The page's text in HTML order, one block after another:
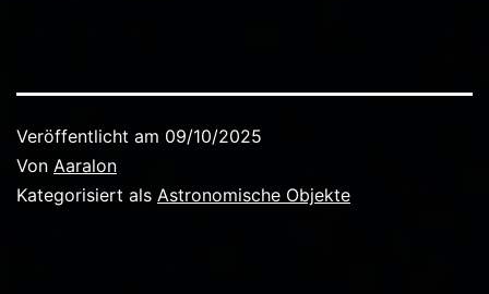
Veröffentlicht am 09/10/2025
Von Aaralon
Kategorisiert als Astronomische Objekte